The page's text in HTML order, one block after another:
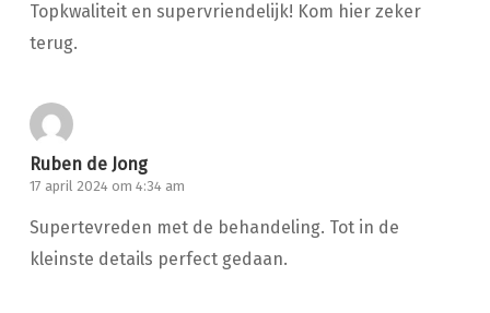
Topkwaliteit en supervriendelijk! Kom hier zeker
terug.
Ruben de Jong
17 april 2024 om 4:34 am
Supertevreden met de behandeling. Tot in de
kleinste details perfect gedaan.